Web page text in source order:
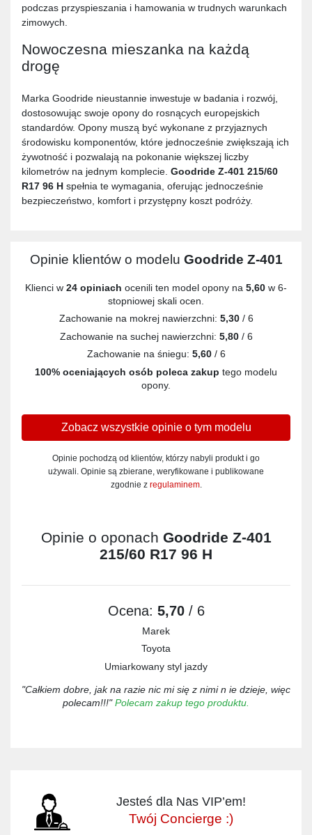
podczas przyspieszania i hamowania w trudnych warunkach
zimowych.
Nowoczesna mieszanka na każdą
drogę
Marka Goodride nieustannie inwestuje w badania i rozwój,
dostosowując swoje opony do rosnących europejskich
standardów. Opony muszą być wykonane z przyjaznych
środowisku komponentów, które jednocześnie zwiększają ich
żywotność i pozwalają na pokonanie większej liczby
kilometrów na jednym komplecie. Goodride Z-401 215/60
R17 96 H spełnia te wymagania, oferując jednocześnie
bezpieczeństwo, komfort i przystępny koszt podróży.
Opinie klientów o modelu Goodride Z-401
Klienci w 24 opiniach ocenili ten model opony na 5,60 w 6-
stopniowej skali ocen.
Zachowanie na mokrej nawierzchni: 5,30/ 6
Zachowanie na suchej nawierzchni: 5,80/ 6
Zachowanie na śniegu: 5,60/ 6
100% oceniających osób poleca zakup tego modelu
opony.
Zobacz wszystkie opinie o tym modelu
Opinie pochodzą od klientów, którzy nabyli produkt i go
używali. Opinie są zbierane, weryfikowane i publikowane
zgodnie z regulaminem.
Opinie o oponach Goodride Z-401
215/60 R17 96 H
Ocena: 5,70/ 6
Marek
Toyota
Umiarkowany styl jazdy
"Całkiem dobre, jak na razie nic mi się z nimi n ie dzieje, więc
polecam!!!"Polecam zakup tego produktu.
Jesteś dla Nas VIP’em!
Twój Concierge :)